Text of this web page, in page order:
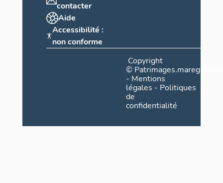
contacter
Aide
Accessibilité :
non conforme
Copyright
©
- Mentions
légales - Politiques
de
confidentialité